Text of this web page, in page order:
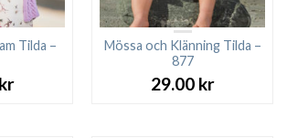
Tilda –
kr
Mössa och Klänning Tilda –
877
29.00 kr